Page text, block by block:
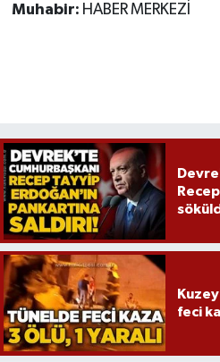
Muhabir: HABER MERKEZİ
feci